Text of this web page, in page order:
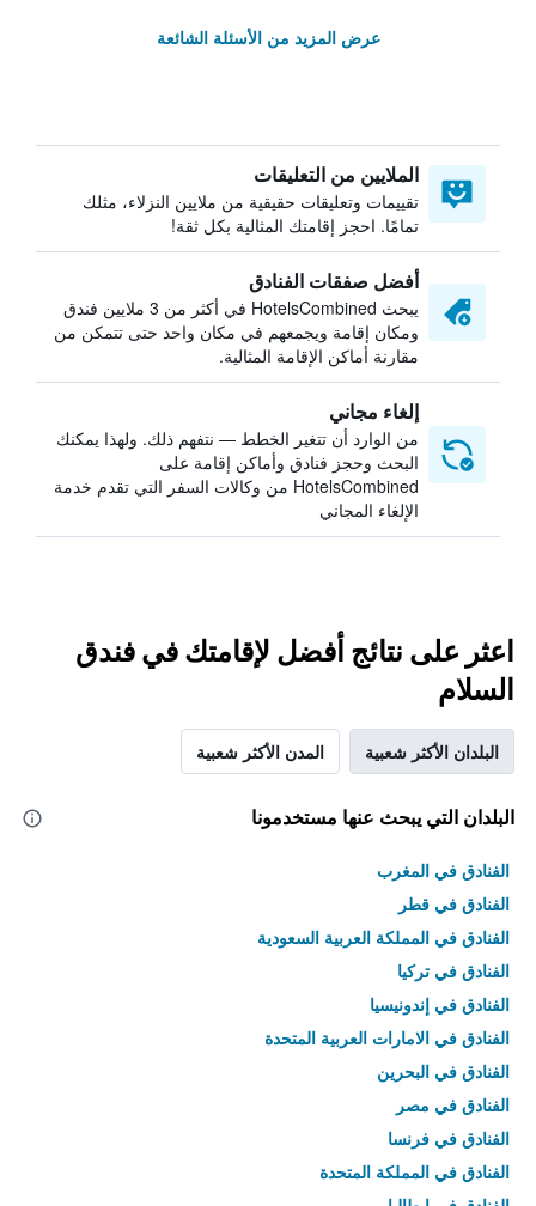
عرض المزيد من الأسئلة الشائعة
الملايين من التعليقات
تقييمات وتعليقات حقيقية من ملايين النزلاء، مثلك
تمامًا. احجز إقامتك المثالية بكل ثقة!
أفضل صفقات الفنادق
يبحث HotelsCombined في أكثر من 3 ملايين فندق
ومكان إقامة ويجمعهم في مكان واحد حتى تتمكن من
مقارنة أماكن الإقامة المثالية.
إلغاء مجاني
من الوارد أن تتغير الخطط — نتفهم ذلك. ولهذا يمكنك
البحث وحجز فنادق وأماكن إقامة على
HotelsCombined من وكالات السفر التي تقدم خدمة
الإلغاء المجاني
اعثر على نتائج أفضل لإقامتك في فندق
السلام
البلدان الأكثر شعبية المدن الأكثر شعبية
البلدان التي يبحث عنها مستخدمونا
الفنادق في المغرب
الفنادق في قطر
الفنادق في المملكة العربية السعودية
الفنادق في تركيا
الفنادق في إندونيسيا
الفنادق في الامارات العربية المتحدة
الفنادق في البحرين
الفنادق في مصر
الفنادق في فرنسا
الفنادق في المملكة المتحدة